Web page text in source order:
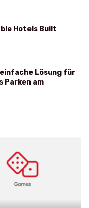
Hotels Built
einfache Lösung für
Parken am